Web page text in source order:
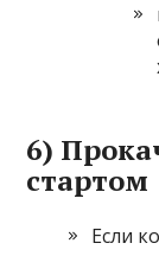
6)
стартом
Если